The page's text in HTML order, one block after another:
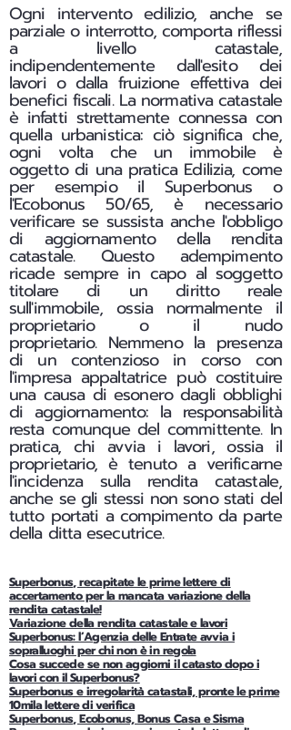
Ogni intervento edilizio, anche se
parziale o interrotto, comporta riflessi
a livello catastale,
indipendentemente dall'esito dei
lavori o dalla fruizione effettiva dei
benefici fiscali. La normativa catastale
è infatti strettamente connessa con
quella urbanistica: ciò significa che,
ogni volta che un immobile è
oggetto di una pratica Edilizia, come
per esempio il Superbonus o
l'Ecobonus 50/65, è necessario
verificare se sussista anche l'obbligo
di aggiornamento della rendita
catastale. Questo adempimento
ricade sempre in capo al soggetto
titolare di un diritto reale
sull'immobile, ossia normalmente il
proprietario o il nudo
proprietario. Nemmeno la presenza
di un contenzioso in corso con
l'impresa appaltatrice può costituire
una causa di esonero dagli obblighi
di aggiornamento: la responsabilità
resta comunque del committente. In
pratica, chi avvia i lavori, ossia il
proprietario, è tenuto a verificarne
l'incidenza sulla rendita catastale,
anche se gli stessi non sono stati del
tutto portati a compimento da parte
della ditta esecutrice.
Superbonus, recapitate le prime lettere di
accertamento per la mancata variazione della
rendita catastale!
Variazione della rendita catastale e lavori
Superbonus: l’Agenzia delle Entrate avvia i
sopralluoghi per chi non è in regola
Cosa succede se non aggiorni il catasto dopo i
lavori con il Superbonus?
Superbonus e irregolarità catastali, pronte le prime
10mila lettere di verifica
Superbonus, Ecobonus, Bonus Casa e Sisma